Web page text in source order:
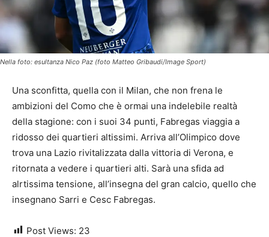
Nella foto: esultanza Nico Paz (foto Matteo Gribaudi/Image Sport)
Una sconfitta, quella con il Milan, che non frena le
ambizioni del Como che è ormai una indelebile realtà
della stagione: con i suoi 34 punti, Fabregas viaggia a
ridosso dei quartieri altissimi. Arriva all’Olimpico dove
trova una Lazio rivitalizzata dalla vittoria di Verona, e
ritornata a vedere i quartieri alti. Sarà una sfida ad
alrtissima tensione, all’insegna del gran calcio, quello che
insegnano Sarri e Cesc Fabregas.
Post Views: 23